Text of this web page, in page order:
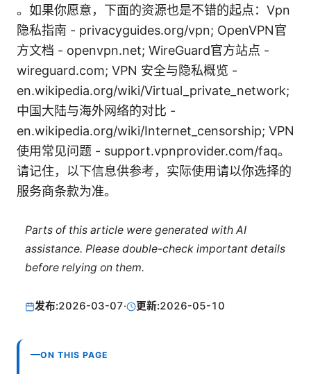
。如果你愿意，下面的资源也是不错的起点：Vpn
隐私指南 - privacyguides.org/vpn; OpenVPN官
方文档 - openvpn.net; WireGuard官方站点 -
wireguard.com; VPN 安全与隐私概览 -
en.wikipedia.org/wiki/Virtual_private_network;
中国大陆与海外网络的对比 -
en.wikipedia.org/wiki/Internet_censorship; VPN
使用常见问题 - support.vpnprovider.com/faq。
请记住，以下信息供参考，实际使用请以你选择的
服务商条款为准。
Parts of this article were generated with AI
assistance. Please double-check important details
before relying on them.
发布:2026-03-07· 更新:2026-05-10
ON THIS PAGE